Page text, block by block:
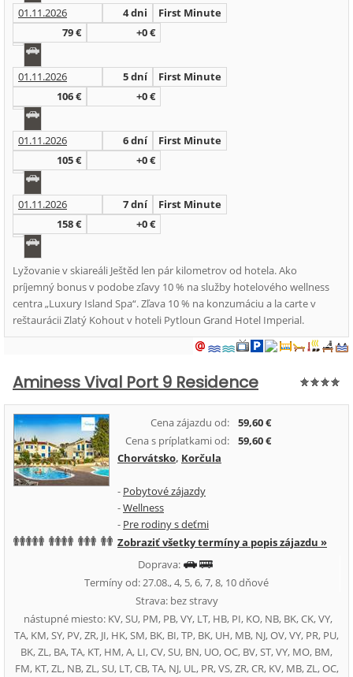
01.11.2026 4 dni
First Minute
79 €
+0 €
01.11.2026 5 dní
First Minute
106 €
+0 €
01.11.2026 6 dní
First Minute
105 €
+0 €
01.11.2026 7 dní
First Minute
158 €
+0 €
Lyžovanie v skiareáli Ještěd len pár kilometrov od hotela. Ako
príjemný bonus v podobe zľavy 10 % na služby hotelového wellness
centra „Luxury Island Spa“. Zľava 10 % na konzumáciu a la carte v
reštaurácii Zlatý Kohout v hoteli Pytloun Grand Hotel Imperial.
Aminess Vival Port 9 Residence
Cena zájazdu od:
59,60 €
Cena s príplatkami od:
59,60 €
Chorvátsko, Korčula
- Pobytové zájazdy
-Wellness
- Pre rodiny s deťmi
Zobraziť všetky termíny a popis zájazdu »
Doprava:
Termíny od: 27.08., 4, 5, 6, 7, 8, 10 dňové
Strava: bez stravy
nástupné miesto: KV, SU, PM, PB, VY, LT, HB, PI, KO, NB, BK, CK, VY,
TA, KM, SY, PV, ZR, JI, HK, SM, BK, BI, TP, BK, UH, MB, NJ, OV, VY, PR, PU,
BK, ZL, BA, TA, KT, HM, A, LI, CV, SU, BN, UO, OC, BV, ST, VY, MO, BM,
FM, KT, ZL, NB, ZL, SU, LT, CB, TA, NJ, UL, PR, VS, ZR, CR, KV, MB, ZL, OC,